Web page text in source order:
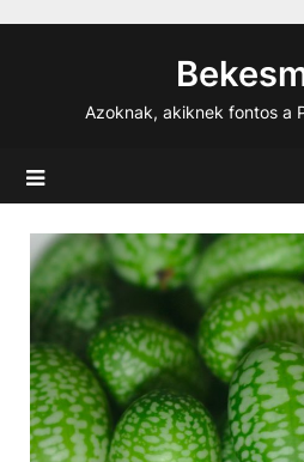
Azoknak, akiknek fontos a